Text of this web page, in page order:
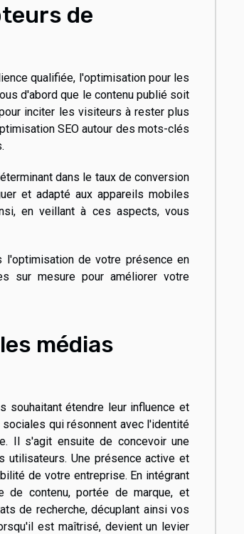
de
qualifiée, l'optimisation pour les
d'abord que le contenu publié soit
inciter les visiteurs à rester plus
SEO autour des mots-clés
dans le taux de conversion
et adapté aux appareils mobiles
en veillant à ces aspects, vous
l'optimisation de votre présence en
sur mesure pour améliorer votre
médias
souhaitant étendre leur influence et
qui résonnent avec l'identité
Il s'agit ensuite de concevoir une
utilisateurs. Une présence active et
de votre entreprise. En intégrant
de contenu, portée de marque, et
de recherche, décuplant ainsi vos
est maîtrisé, devient un levier